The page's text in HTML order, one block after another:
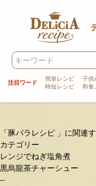
注目ワード 簡単レシピ 子供
時短レシピ
和食
「豚バラレシピ 」に関連
カテゴリー
レンジでねぎ塩角煮
黒烏龍茶チャーシュー
--